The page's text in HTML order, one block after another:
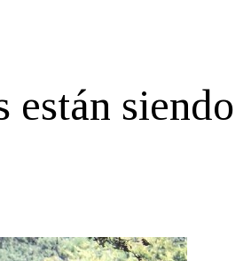
están siendo